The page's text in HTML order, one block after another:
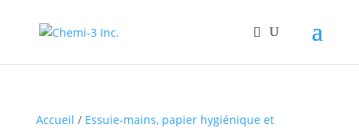
Accueil / Essuie-mains, papier hygiénique et